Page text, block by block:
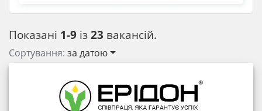
Показані 1-9 із23 вакансій.
Сортування: за датою